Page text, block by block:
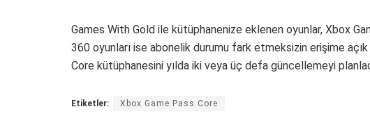
Games With Gold ile kütüphanenize eklenen oyunlar, Xbox
360 oyunları ise abonelik durumu fark etmeksizin erişime
Core kütüphanesini yılda iki veya üç defa güncellemeyi
Etiketler: Xbox Game Pass Core